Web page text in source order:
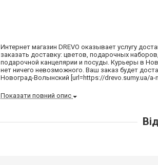
Интернет магазин DREVO оказывает услугу
заказать доставку: цветов, подарочных
подарочной канцелярии и посуды. Курьеры в
нет ничего невозможного. Ваш заказ будет
Новоград-Волынский [url=https://drevo.sumy.ua/
Показати повний опис